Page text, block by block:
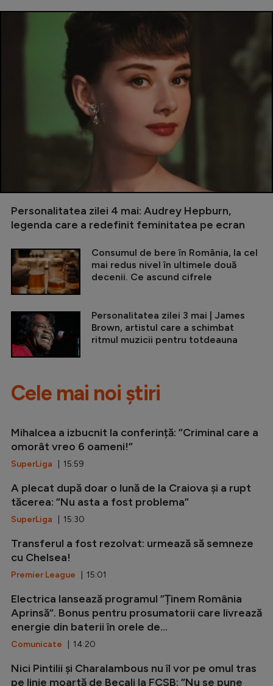
Personalitatea zilei 4 mai: Audrey Hepburn,
legenda care a redefinit feminitatea pe ecran
Consumul de bere în România, la cel
mai redus nivel în ultimele două
decenii. Ce ascund cifrele
Personalitatea zilei 3 mai | James
Brown, artistul care a schimbat
ritmul muzicii pentru totdeauna
Cele mai noi știri
Mihalcea a izbucnit la conferință: ”Criminal care a
omorât vreo 6 oameni!”
SuperLiga | 15:59
A plecat după doar o lună de la Craiova și a rupt
tăcerea: ”Nu asta a fost problema”
SuperLiga | 15:30
Transferul a fost rezolvat: urmează să semneze
cu Chelsea!
Premier League | 15:01
Electrica lansează programul ”Ținem România
Aprinsă”. Bonus pentru prosumatorii care livrează
energie din baterii în orele de...
Comunicate | 14:20
Nici Pintilii și Charalambous nu îl vor pe omul tras
pe linie moartă de Becali la FCSB: ”Nu se pune